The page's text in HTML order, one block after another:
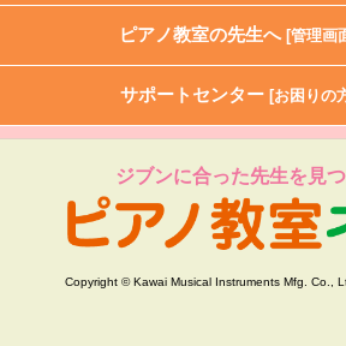
ピアノ教室の先生へ [管理画
サポートセンター [お困りの
ジブンに合った先生を見つ
Copyright © Kawai Musical Instruments Mfg. Co.,